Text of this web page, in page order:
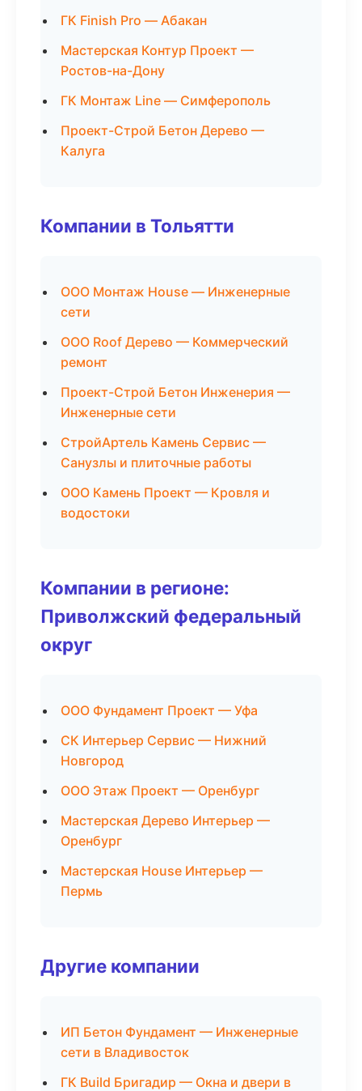
ГК Finish Pro — Абакан
Мастерская Контур Проект —
Ростов-на-Дону
ГК Монтаж Line — Симферополь
Проект-Строй Бетон Дерево —
Калуга
Компании в Тольятти
ООО Монтаж House — Инженерные
сети
ООО Roof Дерево — Коммерческий
ремонт
Проект-Строй Бетон Инженерия —
Инженерные сети
СтройАртель Камень Сервис —
Санузлы и плиточные работы
ООО Камень Проект — Кровля и
водостоки
Компании в регионе:
Приволжский федеральный
округ
ООО Фундамент Проект — Уфа
СК Интерьер Сервис — Нижний
Новгород
ООО Этаж Проект — Оренбург
Мастерская Дерево Интерьер —
Оренбург
Мастерская House Интерьер —
Пермь
Другие компании
ИП Бетон Фундамент — Инженерные
сети в Владивосток
ГК Build Бригадир — Окна и двери в